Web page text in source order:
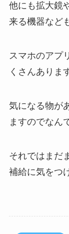
他にも拡大鏡
来る機器など
スマホのアプ
くさんありま
気になる物が
ますのでなん
それではまだ
補給に気をつ